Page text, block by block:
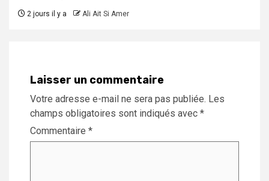
2 jours il y a Ali Ait Si Amer
Laisser un commentaire
Votre adresse e-mail ne sera pas publiée. Les
champs obligatoires sont indiqués avec *
Commentaire *